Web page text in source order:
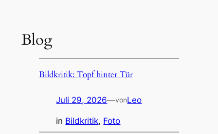
Blog
Bildkritik: Topf hinter Tür
Juli 29, 2026—vonLeo
in Bildkritik, Foto